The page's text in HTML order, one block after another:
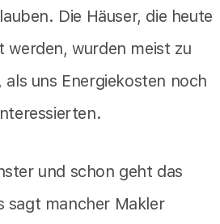
Die Häuser, die heute
werden, wurden meist zu
uns Energiekosten noch
und schon geht das
sagt mancher Makler